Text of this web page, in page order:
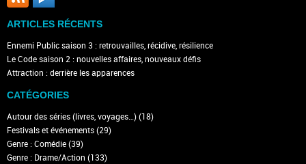
ARTICLES RÉCENTS
Ennemi Public saison 3 : retrouvailles, récidive, résilience
Le Code saison 2 : nouvelles affaires, nouveaux défis
Attraction : derrière les apparences
CATÉGORIES
Autour des séries (livres, voyages…) (18)
Festivals et événements (29)
Genre : Comédie (39)
Genre : Drame/Action (133)